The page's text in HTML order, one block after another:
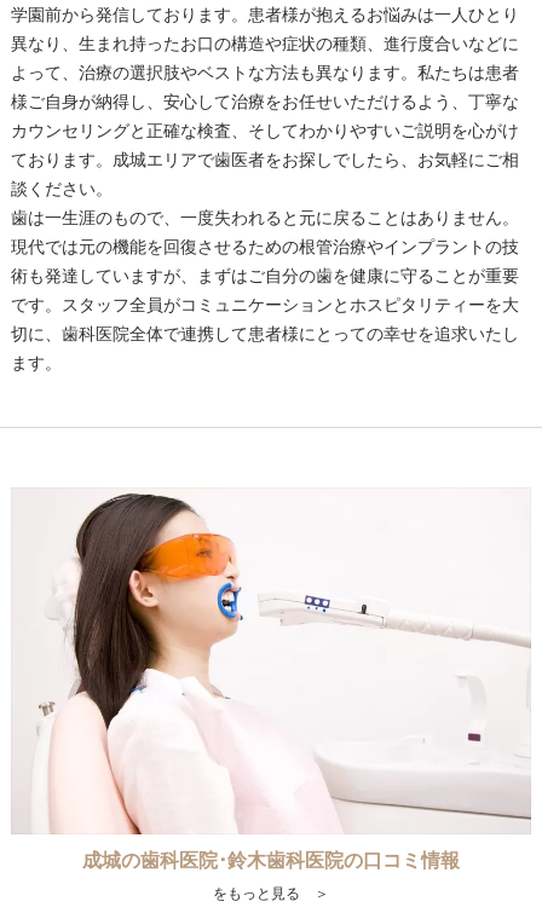
学園前から発信しております。患者様が抱えるお悩みは一人ひとり
異なり、生まれ持ったお口の構造や症状の種類、進行度合いなどに
よって、治療の選択肢やベストな方法も異なります。私たちは患者
様ご自身が納得し、安心して治療をお任せいただけるよう、丁寧な
カウンセリングと正確な検査、そしてわかりやすいご説明を心がけ
ております。成城エリアで歯医者をお探しでしたら、お気軽にご相
談ください。
歯は一生涯のもので、一度失われると元に戻ることはありません。
現代では元の機能を回復させるための根管治療やインプラントの技
術も発達していますが、まずはご自分の歯を健康に守ることが重要
です。スタッフ全員がコミュニケーションとホスピタリティーを大
切に、歯科医院全体で連携して患者様にとっての幸せを追求いたし
ます。
成城の歯科医院･鈴木歯科医院の口コミ情報
をもっと見る ＞